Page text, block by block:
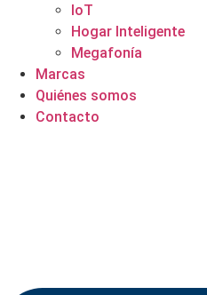
IoT
Hogar Inteligente
Megafonía
Marcas
Quiénes somos
Contacto